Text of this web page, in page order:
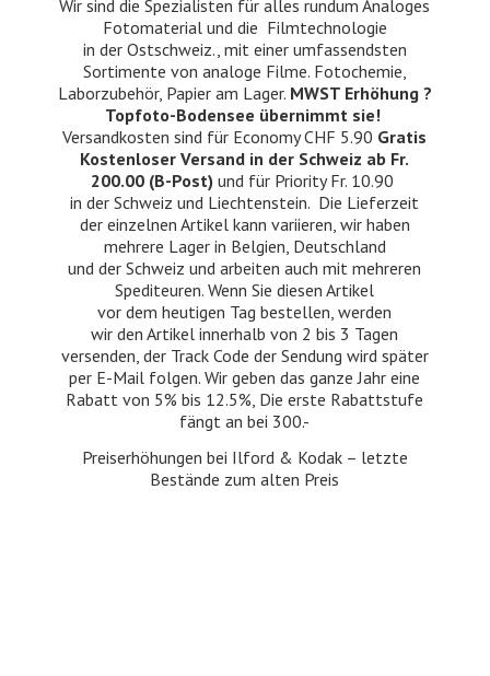
Wir sind die Spezialisten für alles rundum Analoges
Fotomaterial und die Filmtechnologie
in der Ostschweiz., mit einer umfassendsten
Sortimente von analoge Filme. Fotochemie,
Laborzubehör, Papier am Lager. MWST Erhöhung ?
Topfoto-Bodensee übernimmt sie!
Versandkosten sind für Economy CHF 5.90 Gratis
Kostenloser Versand in der Schweiz ab Fr.
200.00 (B-Post) und für Priority Fr. 10.90
in der Schweiz und Liechtenstein. Die Lieferzeit
der einzelnen Artikel kann variieren, wir haben
mehrere Lager in Belgien, Deutschland
und der Schweiz und arbeiten auch mit mehreren
Spediteuren. Wenn Sie diesen Artikel
vor dem heutigen Tag bestellen, werden
wir den Artikel innerhalb von 2 bis 3 Tagen
versenden, der Track Code der Sendung wird später
per E-Mail folgen. Wir geben das ganze Jahr eine
Rabatt von 5% bis 12.5%, Die erste Rabattstufe
fängt an bei 300.-
Preiserhöhungen bei Ilford & Kodak – letzte
Bestände zumalten Preis